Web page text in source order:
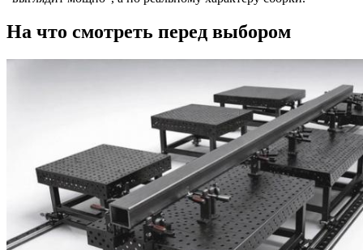
На что смотреть перед выбором